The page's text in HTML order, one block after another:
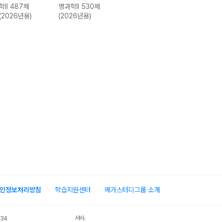
II 487제
(2026년용)
명과학II 530제
(2026년용)
정보처리방침 학습지원센터 메가스터디그룹 소개
서비스 가입사실 확인